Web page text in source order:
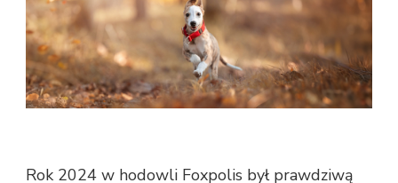
Rok 2024 w hodowli Foxpolis był prawdziwą